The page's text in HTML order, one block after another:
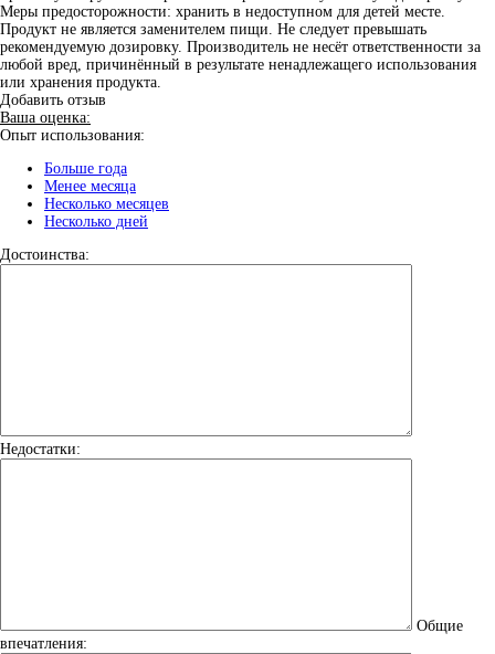
Меры предосторожности: хранить в недоступном для детей месте.
Продукт не является заменителем пищи. Не следует превышать
рекомендуемую дозировку. Производитель не несёт ответственности за
любой вред, причинённый в результате ненадлежащего использования
или хранения продукта.
Добавить отзыв
Ваша оценка:
Опыт использования:
Больше года
Менее месяца
Несколько месяцев
Несколько дней
Достоинства:
Недостатки:
Общие
впечатления: